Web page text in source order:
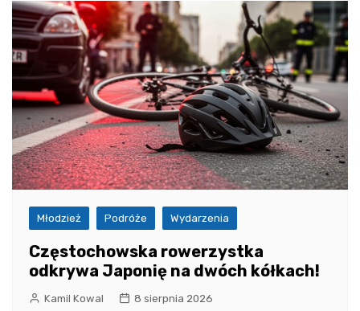
Młodzież Podróże Wydarzenia
Częstochowska rowerzystka
odkrywa Japonię na dwóch kółkach!
Kamil Kowal 8 sierpnia 2026